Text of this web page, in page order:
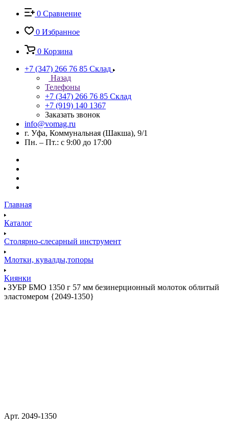
0 Сравнение
0 Избранное
0 Корзина
+7 (347) 266 76 85 Склад
Назад
Телефоны
+7 (347) 266 76 85 Склад
+7 (919) 140 1367
Заказать звонок
info@vomag.ru
г. Уфа, Коммунальная (Шакша), 9/1
Пн. – Пт.: с 9:00 до 17:00
Главная
Каталог
Столярно-слесарный инструмент
Млотки, кувалды,топоры
Киянки
ЗУБР БМО 1350 г 57 мм безинерционный молоток облитый
эластомером {2049-1350}
Арт. 2049-1350